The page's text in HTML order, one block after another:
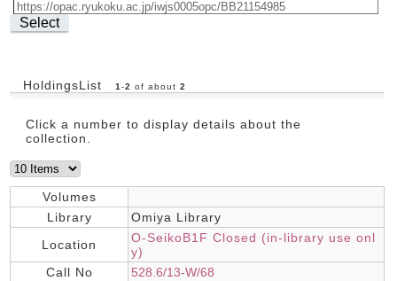
Select
HoldingsList 1 -2 of about 2
Click a number to display details about the
collection.
Volumes
Library
Omiya Library
Location
O-SeikoB1F Closed (in-library use onl
y)
Call No
528.6/13-W/68